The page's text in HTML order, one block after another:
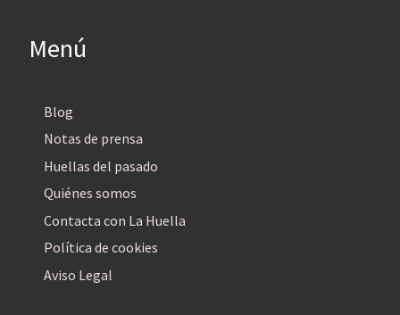
Menú
Blog
Notas de prensa
Huellas del pasado
Quiénes somos
Contacta con La Huella
Política de cookies
Aviso Legal